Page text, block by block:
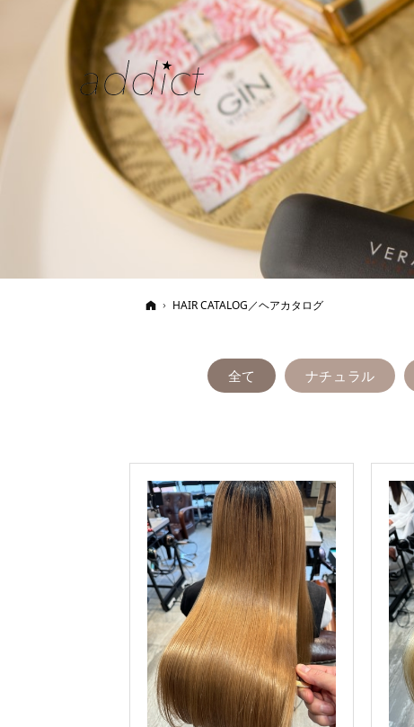
ホーム
HAIR CATALOG／ヘアカタログ
全て ナチュラル